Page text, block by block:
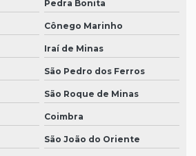
Pedra Bonita
Cônego Marinho
Iraí de Minas
São Pedro dos Ferros
São Roque de Minas
Coimbra
São João do Oriente